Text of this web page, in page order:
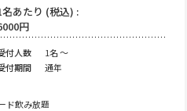
名あたり (税込) :
円
付人数
1名 ～
付期間
通年
ド飲み放題